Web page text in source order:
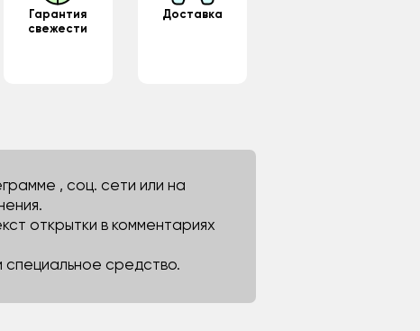
Гарантия
свежести
Доставка
, соц. сети или на
открытки в комментариях
специальное средство.